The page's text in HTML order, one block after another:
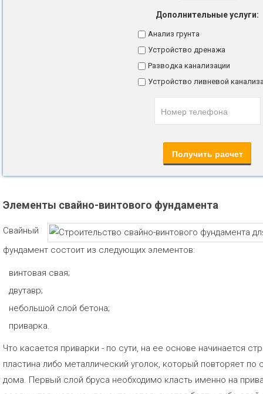
Дополнительные услуги:
Анализ грунта
Устройство дренажа
Разводка канализации
Устройство ливневой
Элементы свайно-винтового фундамента
Свайный
фундамент состоит из следующих элементов:
винтовая свая;
двутавр;
небольшой слой бетона;
приварка.
Что касается приварки - по сути, на ее основе начинается
пластина либо металлический уголок, который повторяет
дома. Первый слой бруса необходимо класть именно на